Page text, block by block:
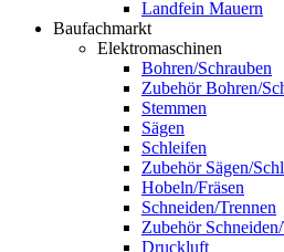
Landfein Mauern
Baufachmarkt
Elektromaschinen
Bohren/Schrauben
Zubehör Bohren/
Stemmen
Sägen
Schleifen
Zubehör Sägen/
Hobeln/Fräsen
Schneiden/Trennen
Zubehör
Druckluft